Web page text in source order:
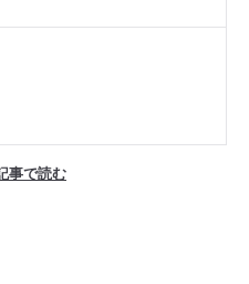
事で読む